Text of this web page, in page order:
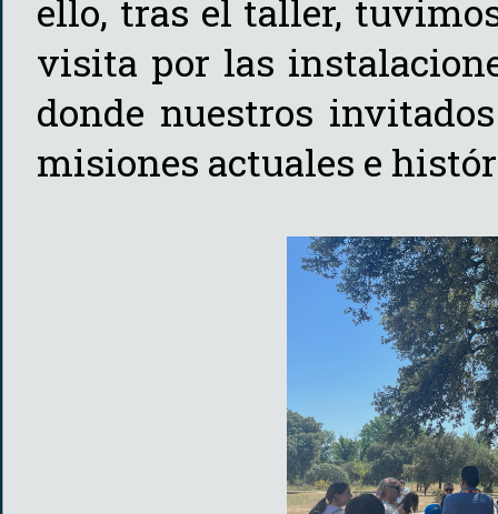
ello, tras el taller,
visita por las
donde nuestros
misiones actuales e